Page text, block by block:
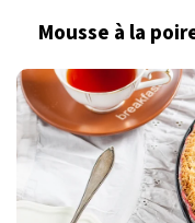
Mousse à la